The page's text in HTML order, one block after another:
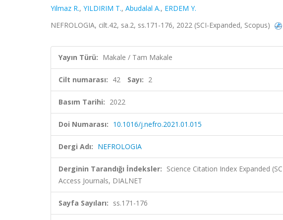
Yilmaz R., YILDIRIM T., Abudalal A., ERDEM Y.
NEFROLOGIA, cilt.42, sa.2, ss.171-176, 2022 (SCI-Expanded, Scopus)
Yayın Türü: Makale / Tam Makale
Cilt numarası: 42 Sayı: 2
Basım Tarihi: 2022
Doi Numarası: 10.1016/j.nefro.2021.01.015
Dergi Adı: NEFROLOGIA
Derginin Tarandığı İndeksler: Science Citation Index Expanded
Access Journals, DIALNET
Sayfa Sayıları: ss.171-176